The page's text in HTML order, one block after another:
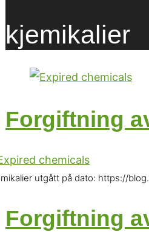
kjemikalier
Forgiftning
utgått på dato: https://
Forgiftning